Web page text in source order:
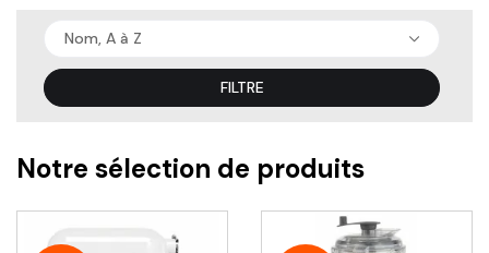
Nom, A à Z
FILTRE
Notre sélection de produits